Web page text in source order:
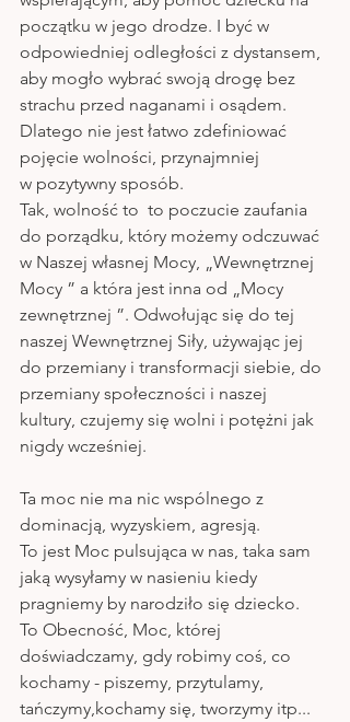
początku w jego drodze. I być w
odpowiedniej odległości z dystansem,
aby mogło wybrać swoją drogę bez
strachu przed naganami i osądem.
Dlatego nie jest łatwo zdefiniować
pojęcie wolności, przynajmniej
w pozytywny sposób.
Tak, wolność to  to poczucie zaufania
do porządku, który możemy odczuwać
w Naszej własnej Mocy, „Wewnętrznej
Mocy ” a która jest inna od „Mocy
zewnętrznej ”. Odwołując się do tej
naszej Wewnętrznej Siły, używając jej
do przemiany i transformacji siebie, do
przemiany społeczności i naszej
kultury, czujemy się wolni i potężni jak
nigdy wcześniej.
Ta moc nie ma nic wspólnego z
dominacją, wyzyskiem, agresją.
To jest Moc pulsująca w nas, taka sam
jaką wysyłamy w nasieniu kiedy
pragniemy by narodziło się dziecko.
To Obecność, Moc, której
doświadczamy, gdy robimy coś, co
kochamy - piszemy, przytulamy,
tańczymy,kochamy się, tworzymy itp...